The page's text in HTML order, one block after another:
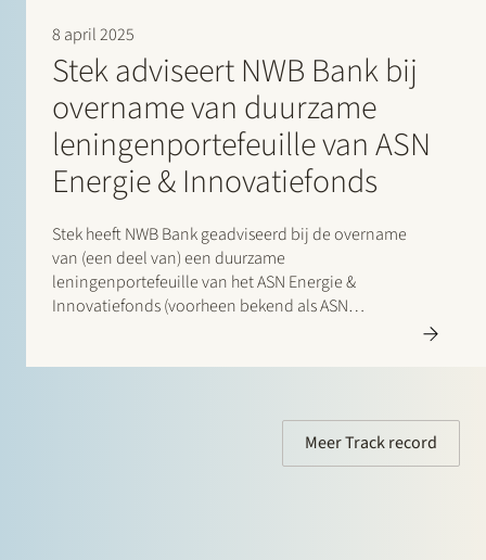
8 april 2025
Stek adviseert NWB Bank bij
overname van duurzame
leningenportefeuille van ASN
Energie & Innovatiefonds
Stek heeft NWB Bank geadviseerd bij de overname
van (een deel van) een duurzame
leningenportefeuille van het ASN Energie &
Innovatiefonds (voorheen bekend als ASN
Meer Track record